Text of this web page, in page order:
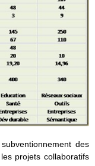
des
projets collaboratifs